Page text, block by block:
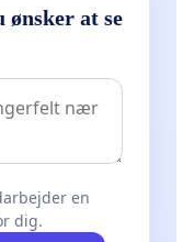
at se
en
dig.